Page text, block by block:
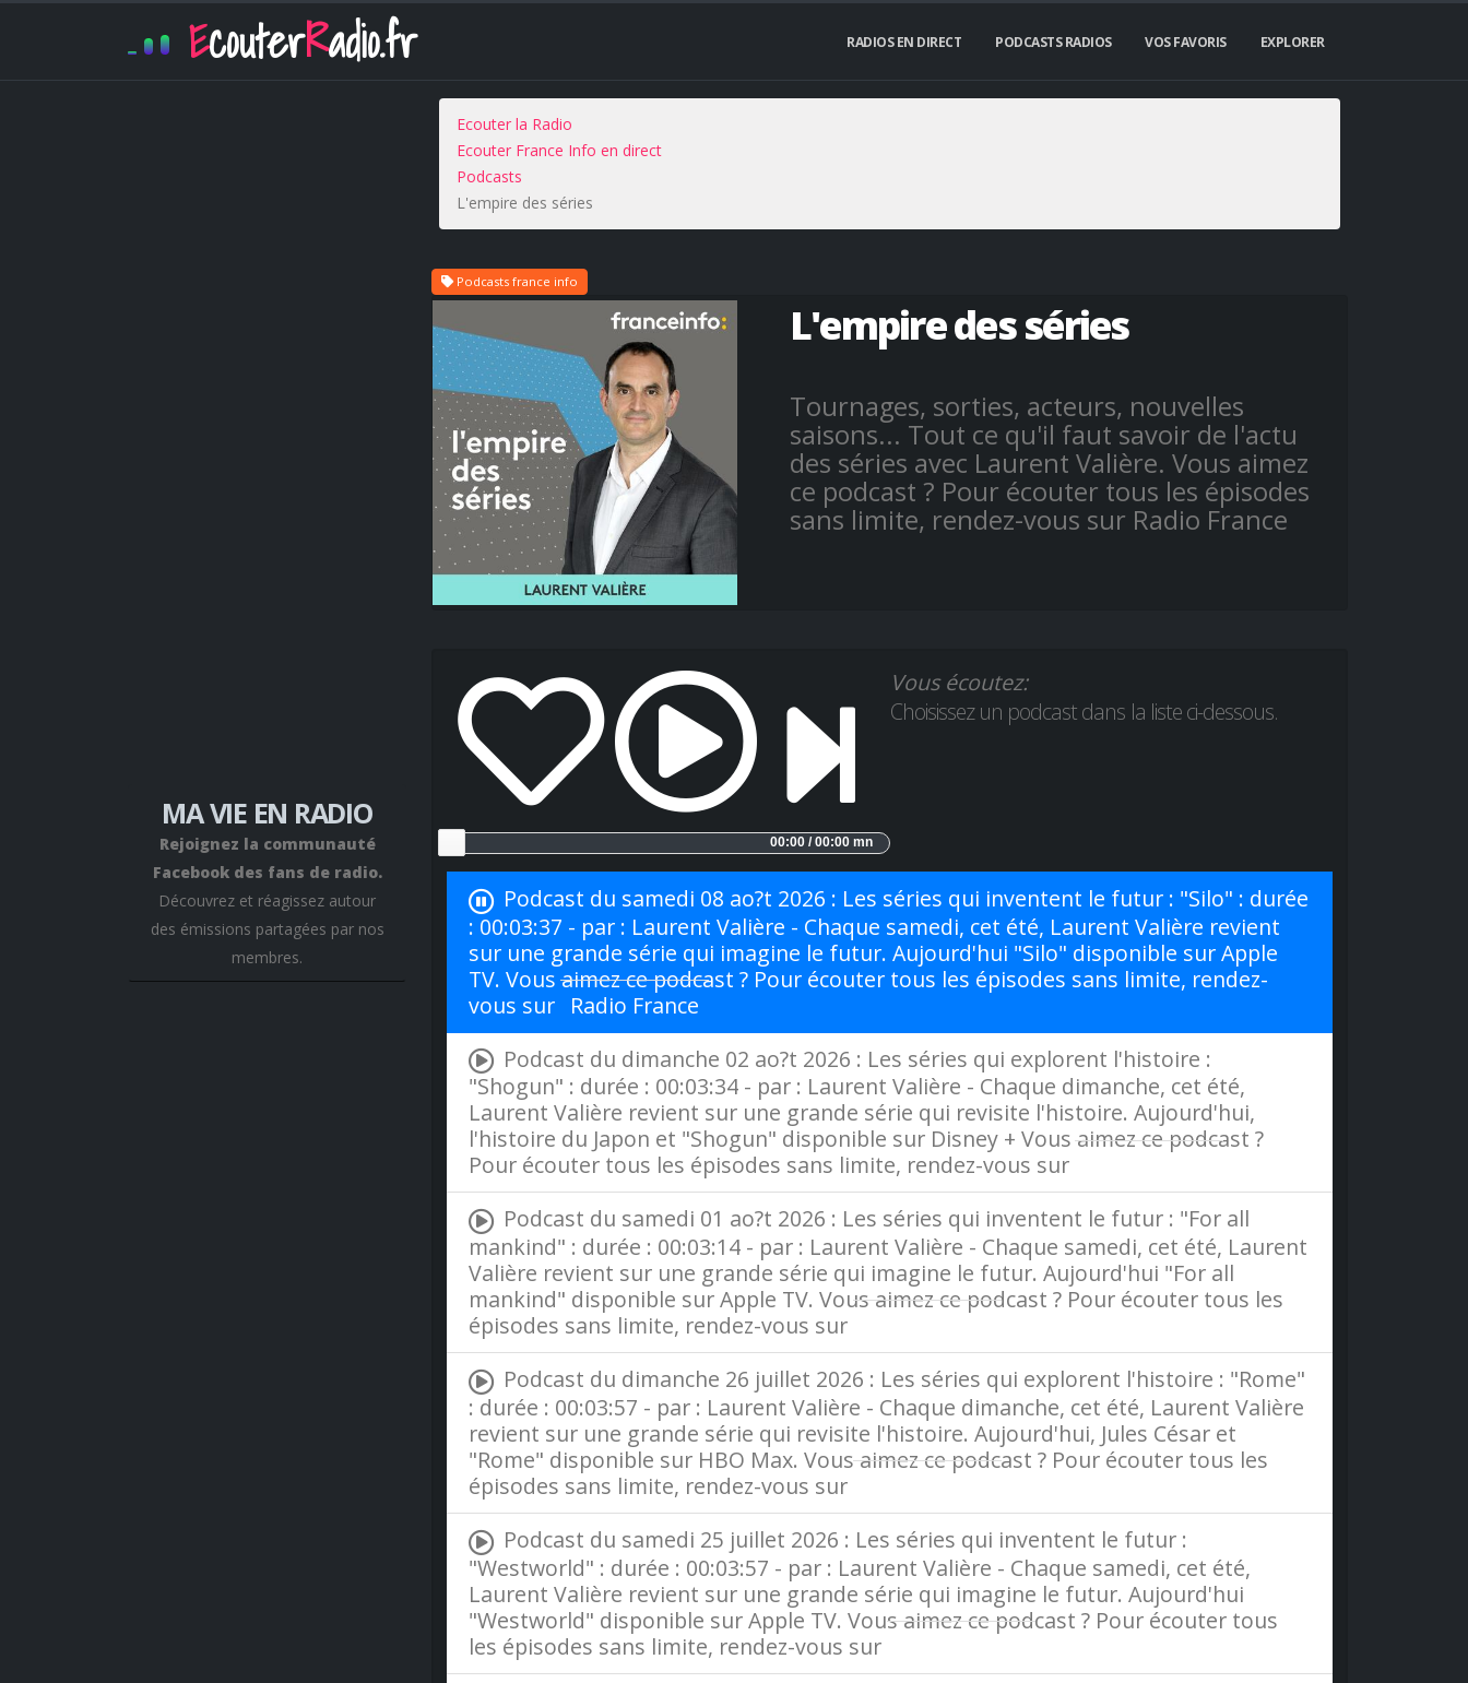
EcouterRadio.fr RADIOS EN DIRECT PODCASTS RADIOS VOS FAVORIS EXPLORER
MA VIE EN RADIO
Rejoignez la communauté
Facebook des fans de radio.
Découvrez et réagissez autour
des émissions partagées par nos
membres.
Ecouter la Radio
Ecouter France Info en direct
Podcasts
L'empire des séries
Podcasts france info
L'empire des séries
Tournages, sorties, acteurs, nouvelles
saisons... Tout ce qu'il faut savoir de l'actu
des séries avec Laurent Valière. Vous aimez
ce podcast ? Pour écouter tous les épisodes
sans limite, rendez-vous sur Radio France
00:00 / 00:00 mn
Vous écoutez:
Choisissez un podcast dans la liste ci-dessous.
Podcast du samedi 08 ao?t 2026 : Les séries qui inventent le futur : "Silo" : durée
: 00:03:37 - par : Laurent Valière - Chaque samedi, cet été, Laurent Valière revient
sur une grande série qui imagine le futur. Aujourd'hui "Silo" disponible sur Apple
TV. Vous aimez ce podcast ? Pour écouter tous les épisodes sans limite, rendez-
vous sur Radio France
Podcast du dimanche 02 ao?t 2026 : Les séries qui explorent l'histoire :
"Shogun" : durée : 00:03:34 - par : Laurent Valière - Chaque dimanche, cet été,
Laurent Valière revient sur une grande série qui revisite l'histoire. Aujourd'hui,
l'histoire du Japon et "Shogun" disponible sur Disney + Vous aimez ce podcast ?
Pour écouter tous les épisodes sans limite, rendez-vous sur
Podcast du samedi 01 ao?t 2026 : Les séries qui inventent le futur : "For all
mankind" : durée : 00:03:14 - par : Laurent Valière - Chaque samedi, cet été, Laurent
Valière revient sur une grande série qui imagine le futur. Aujourd'hui "For all
mankind" disponible sur Apple TV. Vous aimez ce podcast ? Pour écouter tous les
épisodes sans limite, rendez-vous sur
Podcast du dimanche 26 juillet 2026 : Les séries qui explorent l'histoire : "Rome"
: durée : 00:03:57 - par : Laurent Valière - Chaque dimanche, cet été, Laurent Valière
revient sur une grande série qui revisite l'histoire. Aujourd'hui, Jules César et
"Rome" disponible sur HBO Max. Vous aimez ce podcast ? Pour écouter tous les
épisodes sans limite, rendez-vous sur
Podcast du samedi 25 juillet 2026 : Les séries qui inventent le futur :
"Westworld" : durée : 00:03:57 - par : Laurent Valière - Chaque samedi, cet été,
Laurent Valière revient sur une grande série qui imagine le futur. Aujourd'hui
"Westworld" disponible sur Apple TV. Vous aimez ce podcast ? Pour écouter tous
les épisodes sans limite, rendez-vous sur